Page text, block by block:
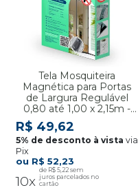
Tela Mosquiteira
Magnética para Portas
de Largura Regulável
0,80 até 1,00 x 2,15m -
Disfoil
R$ 52,23
10x
R$ 5,22
R$ 49,62
via
Pix